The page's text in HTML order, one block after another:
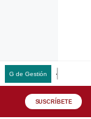
G de Gestión
SUSCRÍBETE